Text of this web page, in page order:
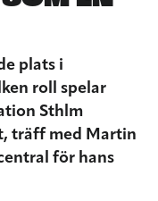
plats i
roll spelar
Sthlm
träff med Martin
för hans